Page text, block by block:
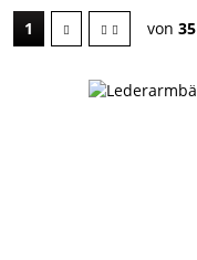
1 von35